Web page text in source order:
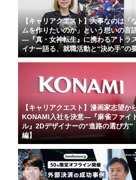
【キャリアクエスト】大事なのは「
ムを作りたいのか」という想いの言
―『真・女神転生』に携わるアトラ
イナー語る、就職活動と“決め手”の
【キャリアクエスト】漫画家志望か
KONAMI入社を決意―『麻雀ファイ
ル』2Dデザイナーの“進路の選び方”
編】